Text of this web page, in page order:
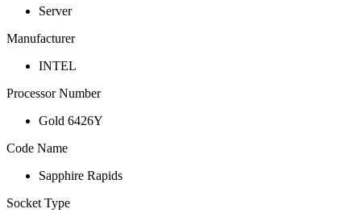
Server
Manufacturer
INTEL
Processor Number
Gold 6426Y
Code Name
Sapphire Rapids
Socket Type